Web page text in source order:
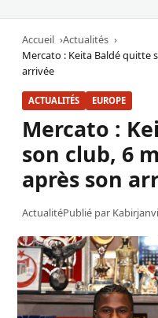
Accueil
Actualités
Mercato : Keita Baldé quitte
arrivée
ACTUALITÉS EUROPE
Mercato :
son club, 6
après son
ActualitéPublié par Kabir